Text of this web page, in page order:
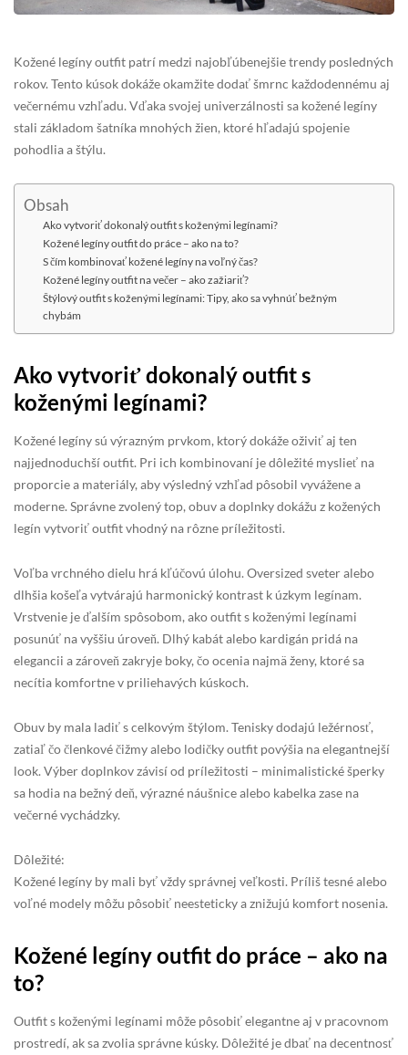
Kožené legíny outfit patrí medzi najobľúbenejšie trendy posledných
rokov. Tento kúsok dokáže okamžite dodať šmrnc každodennému aj
večernému vzhľadu. Vďaka svojej univerzálnosti sa kožené legíny
stali základom šatníka mnohých žien, ktoré hľadajú spojenie
pohodlia a štýlu.
Obsah
Ako vytvoriť dokonalý outfit s koženými legínami?
Kožené legíny outfit do práce – ako na to?
S čím kombinovať kožené legíny na voľný čas?
Kožené legíny outfit na večer – ako zažiariť?
Štýlový outfit s koženými legínami: Tipy, ako sa vyhnúť bežným
chybám
Ako vytvoriť dokonalý outfit s
koženými legínami?
Kožené legíny sú výrazným prvkom, ktorý dokáže oživiť aj ten
najjednoduchší outfit. Pri ich kombinovaní je dôležité myslieť na
proporcie a materiály, aby výsledný vzhľad pôsobil vyvážene a
moderne. Správne zvolený top, obuv a doplnky dokážu z kožených
legín vytvoriť outfit vhodný na rôzne príležitosti.
Voľba vrchného dielu hrá kľúčovú úlohu. Oversized sveter alebo
dlhšia košeľa vytvárajú harmonický kontrast k úzkym legínam.
Vrstvenie je ďalším spôsobom, ako outfit s koženými legínami
posunúť na vyššiu úroveň. Dlhý kabát alebo kardigán pridá na
elegancii a zároveň zakryje boky, čo ocenia najmä ženy, ktoré sa
necítia komfortne v priliehavých kúskoch.
Obuv by mala ladiť s celkovým štýlom. Tenisky dodajú ležérnosť,
zatiaľ čo členkové čižmy alebo lodičky outfit povýšia na elegantnejší
look. Výber doplnkov závisí od príležitosti – minimalistické šperky
sa hodia na bežný deň, výrazné náušnice alebo kabelka zase na
večerné vychádzky.
Dôležité:
Kožené legíny by mali byť vždy správnej veľkosti. Príliš tesné alebo
voľné modely môžu pôsobiť neesteticky a znižujú komfort nosenia.
Kožené legíny outfit do práce – ako na
to?
Outfit s koženými legínami môže pôsobiť elegantne aj v pracovnom
prostredí, ak sa zvolia správne kúsky. Dôležité je dbať na decentnosť